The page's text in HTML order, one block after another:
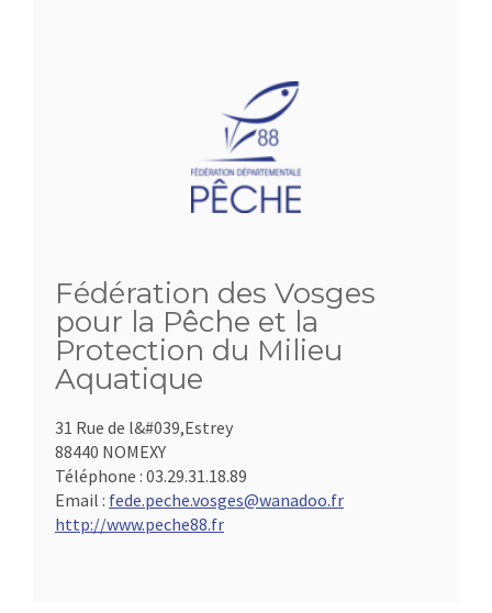
Fédération des Vosges
pour la Pêche et la
Protection du Milieu
Aquatique
31 Rue de l&#039,Estrey
88440 NOMEXY
Téléphone : 03.29.31.18.89
Email : fede.peche.vosges@wanadoo.fr
http://www.peche88.fr